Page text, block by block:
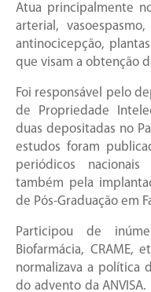
Atua principalmente
arterial,
antinocicepção,
que visam a obtenção
Foi responsável pelo
de Propriedade
duas depositadas no
estudos foram
periódicos nacionais
também pela
de Pós-Graduação em
Participou de
Biofarmácia, CRAME,
normalizava a política
do advento da